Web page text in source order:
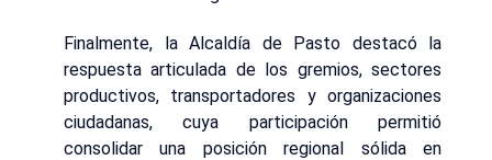
Finalmente, la Alcaldía de Pasto destacó la
respuesta articulada de los gremios, sectores
productivos, transportadores y organizaciones
ciudadanas, cuya participación permitió
consolidar una posición regional sólida en